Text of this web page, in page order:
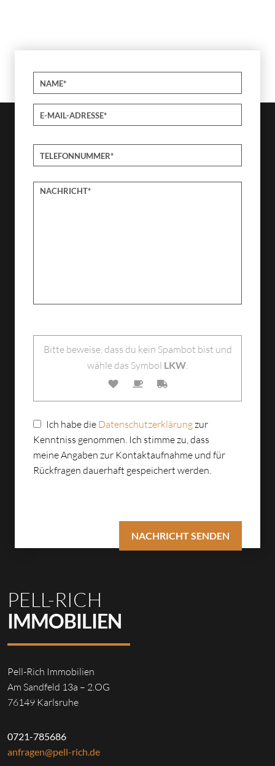
Bitte lasse dieses Feld leer.
Bitte beweise, dass du kein Spambot bist und
wähle das Symbol LKW.
Ich habe die Datenschutzerklärungzur
Kenntniss genommen. Ich stimme zu, dass
meine Angaben zur Kontaktaufnahme und für
Rückfragen dauerhaft gespeichert werden.
PELL-RICH
IMMOBILIEN
Pell-Rich Immobilien
Am Sandfeld 13a – 2.OG
76149 Karlsruhe
0721-785686
anfragen@pell-rich.de